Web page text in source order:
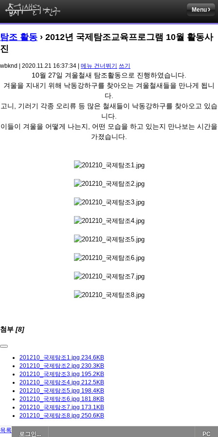
Menu
탐조 활동 › 2012년 국제탐조교육프로그램 10월 활동사
진
wbknd | 2020.11.21 16:37:34 | 메뉴 건너뛰기 쓰기
10월 27일 겨울철새 탐조활동으로 진행하였습니다.
겨울을 지내기 위해 낙동강하구를 찾아오는 겨울철새들을 만나게 됩니
다.
고니, 기러기 각종 오리류 등 많은 철새들이 낙동강하구를 찾아오고 있습
니다.
이들이 겨울을 어떻게 나는지, 어떤 모습을 하고 있는지 만나보는 시간을
가졌습니다.
첨부 [8]
201210_국제탐조1.jpg 234.6KB
201210_국제탐조2.jpg 230.3KB
201210_국제탐조3.jpg 195.2KB
201210_국제탐조4.jpg 212.5KB
201210_국제탐조5.jpg 198.4KB
201210_국제탐조6.jpg 181.8KB
201210_국제탐조7.jpg 173.1KB
201210_국제탐조8.jpg 250.6KB
목록
로그인... PC